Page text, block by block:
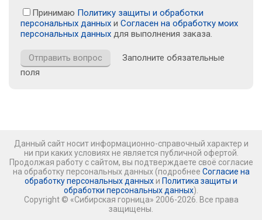
Принимаю Политику защиты и обработки
персональных данных и Согласен на обработку моих
персональных данных для выполнения заказа.
Заполните обязательные
поля
Данный сайт носит информационно-справочный характер и
ни при каких условиях не является публичной офертой.
Продолжая работу с сайтом, вы подтверждаете своё согласие
на обработку персональных данных (подробнее Согласие на
обработку персональных данных и Политика защиты и
обработки персональных данных).
Copyright © «Сибирская горница» 2006-2026. Все права
защищены.